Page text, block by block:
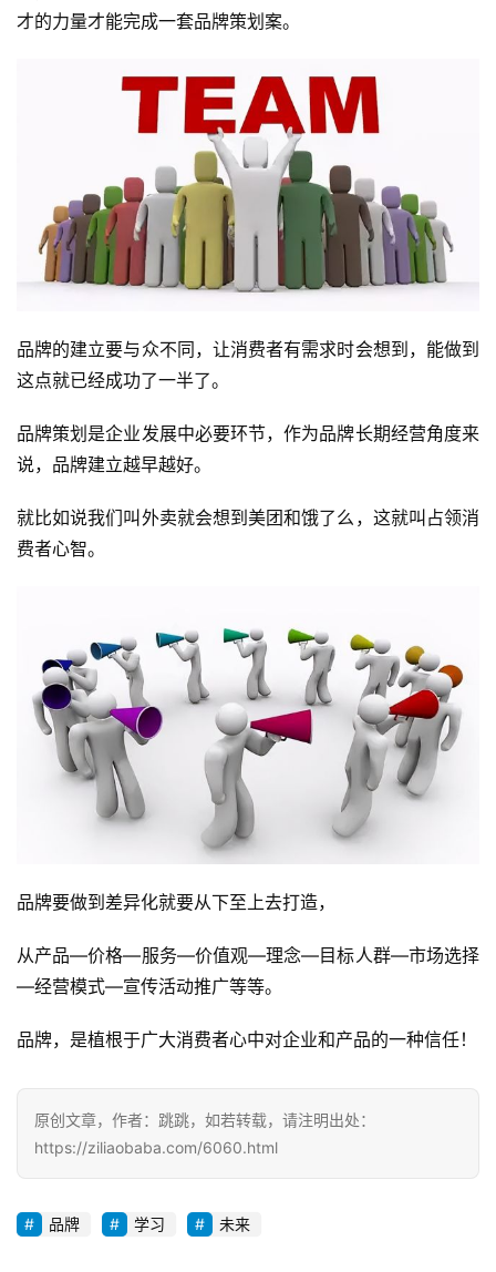
投
才的力量才能完成一套品牌策划案。
品牌的建立要与众不同，让消费者有需求时会想到，能做到
这点就已经成功了一半了。
品牌策划是企业发展中必要环节，作为品牌长期经营角度来
说，品牌建立越早越好。
就比如说我们叫外卖就会想到美团和饿了么，这就叫占领消
费者心智。
品牌要做到差异化就要从下至上去打造，
从产品—价格—服务—价值观—理念—目标人群—市场选择
—经营模式—宣传活动推广等等。
品牌，是植根于广大消费者心中对企业和产品的一种信任！
原创文章，作者：跳跳，如若转载，请注明出处：
https://ziliaobaba.com/6060.html
品牌 学习 未来